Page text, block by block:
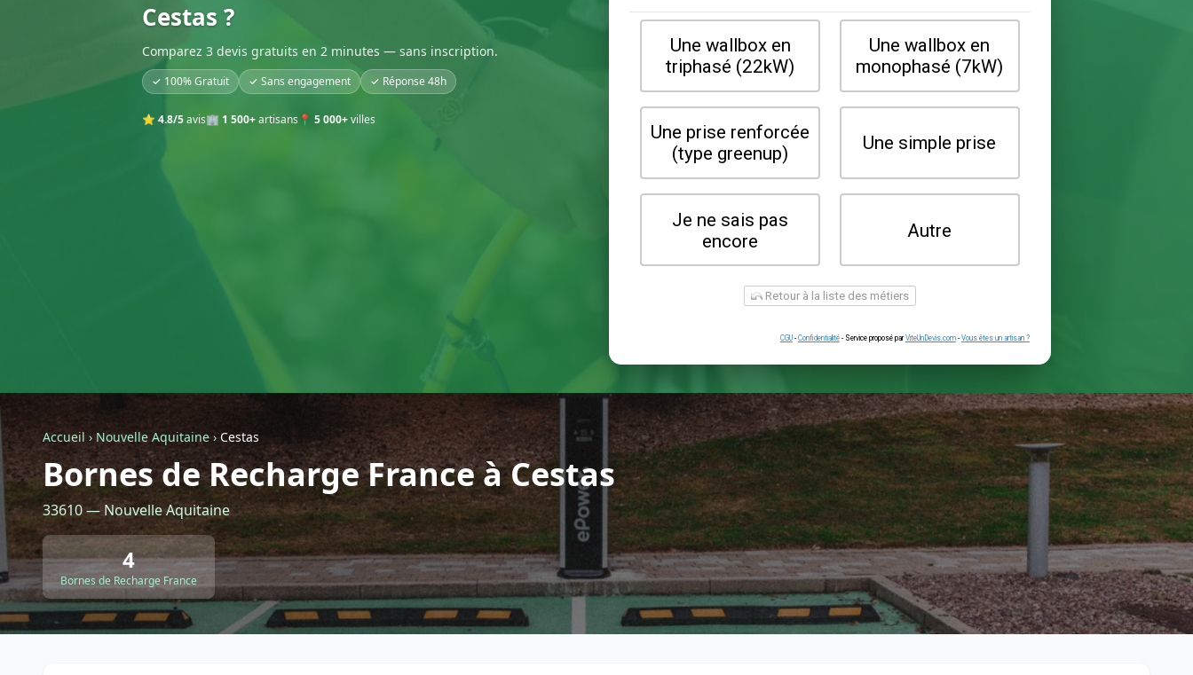
Cestas ?
Comparez 3 devis gratuits en 2 minutes — sans inscription.
✓ 100% Gratuit ✓ Sans engagement ✓ Réponse 48h
⭐ 4.8/5avis🏢 1 500+artisans 📍 5 000+villes
Quel type de borne souhaitez-
installer ?
Une wallbox en
Une prise renforcée
(type greenup)
Je ne sais pas
Retour à la liste des métiers
Confidentialité - Service proposé par ViteUnDevis.com-
Accueil › Nouvelle Aquitaine › Cestas
Bornes de Recharge France à Cestas
33610 — Nouvelle Aquitaine
4
Bornes de Recharge France